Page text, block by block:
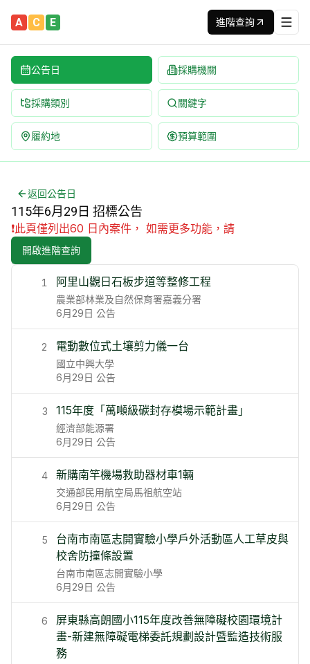
A C E 進階查詢
公告日 採購機關
採購類別 關鍵字
履約地 預算範圍
返回公告日
115年6月29日 招標公告
❗此頁僅列出60 日內案件， 如需更多功能，請
開啟進階查詢
1 阿里山觀日石板步道等整修工程
農業部林業及自然保育署嘉義分署
6月29日 公告
2 電動數位式土壤剪力儀一台
國立中興大學
6月29日 公告
3 115年度「萬噸級碳封存模場示範計畫」
經濟部能源署
6月29日 公告
4 新購南竿機場救助器材車1輛
交通部民用航空局馬祖航空站
6月29日 公告
5
台南市南區志開實驗小學戶外活動區人工草皮與
校舍防撞條設置
台南市南區志開實驗小學
6月29日 公告
6
屏東縣高朗國小115年度改善無障礙校園環境計
畫-新建無障礙電梯委託規劃設計暨監造技術服
務